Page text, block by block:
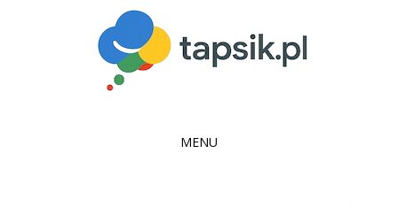
MENU